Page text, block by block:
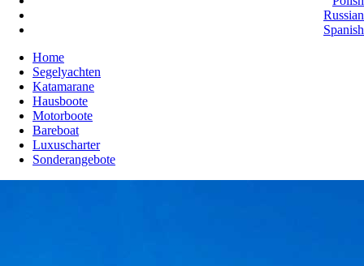
Russian
Spanish
Home
Segelyachten
Katamarane
Hausboote
Motorboote
Bareboat
Luxuscharter
Sonderangebote